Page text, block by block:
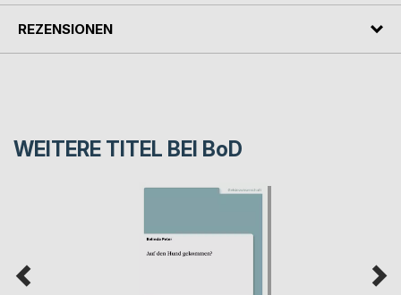
REZENSIONEN
WEITERE TITEL BEI BoD